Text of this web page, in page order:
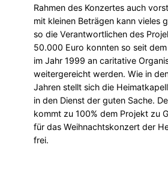
Rahmen des Konzertes auch
mit kleinen Beträgen kann vieles
so die Verantwortlichen des
50.000 Euro konnten so seit
im Jahr 1999 an caritative
weitergereicht werden. Wie in
Jahren stellt sich die
in den Dienst der guten Sache.
kommt zu 100% dem Projekt zu
für das Weihnachtskonzert der
frei.